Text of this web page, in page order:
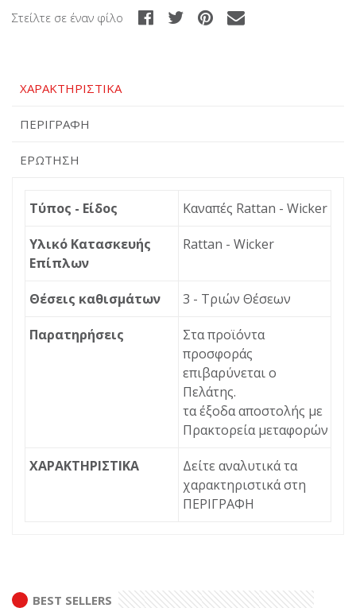
Στείλτε σε έναν φίλο
ΧΑΡΑΚΤΗΡΙΣΤΙΚΆ
ΠΕΡΙΓΡΑΦΉ
ΕΡΏΤΗΣΗ
Τύπος - Είδος Καναπές Rattan - Wicker
Υλικό Κατασκευής
Επίπλων
Rattan - Wicker
Θέσεις καθισμάτων 3 - Τριών Θέσεων
Παρατηρήσεις
Στα προϊόντα
προσφοράς
επιβαρύνεται ο
Πελάτης.
τα έξοδα αποστολής με
Πρακτορεία μεταφορών
ΧΑΡΑΚΤΗΡΙΣΤΙΚΑ
Δείτε αναλυτικά τα
χαρακτηριστικά στη
ΠΕΡΙΓΡΑΦΗ
Καναπές Εξωτερικού χώρου
BEST SELLERS